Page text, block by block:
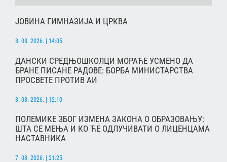
ЈОВИНА ГИМНАЗИЈА И ЦРКВА
8. 08. 2026. | 14:05
ДАНСКИ СРЕДЊОШКОЛЦИ МОРАЋЕ УСМЕНО ДА
БРАНЕ ПИСАНЕ РАДОВЕ: БОРБА МИНИСТАРСТВА
ПРОСВЕТЕ ПРОТИВ АИ
8. 08. 2026. | 12:10
ПОЛЕМИКЕ ЗБОГ ИЗМЕНА ЗАКОНА О ОБРАЗОВАЊУ:
ШТА СЕ МЕЊА И КО ЋЕ ОДЛУЧИВАТИ О ЛИЦЕНЦАМА
НАСТАВНИКА
7. 08. 2026. | 21:25